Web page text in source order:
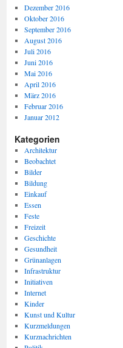
Dezember 2016
Oktober 2016
September 2016
August 2016
Juli 2016
Juni 2016
Mai 2016
April 2016
März 2016
Februar 2016
Januar 2012
Kategorien
Architektur
Beobachtet
Bilder
Bildung
Einkauf
Essen
Feste
Freizeit
Geschichte
Gesundheit
Grünanlagen
Infrastruktur
Initiativen
Internet
Kinder
Kunst und Kultur
Kurzmeldungen
Kurznachrichten